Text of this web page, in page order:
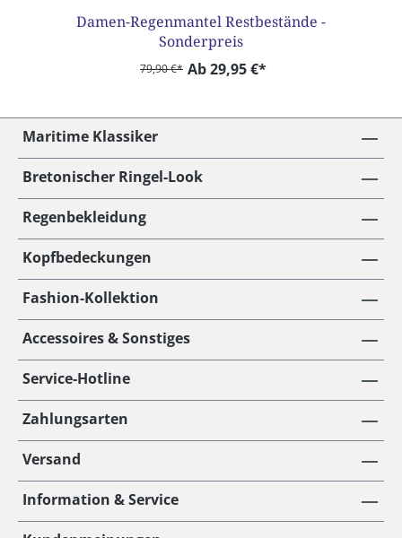
Damen-Regenmantel Restbestände -
Sonderpreis
79,90 €* Ab 29,95 €*
Maritime Klassiker
Bretonischer Ringel-Look
Regenbekleidung
Kopfbedeckungen
Fashion-Kollektion
Accessoires & Sonstiges
Service-Hotline
Zahlungsarten
Versand
Information & Service